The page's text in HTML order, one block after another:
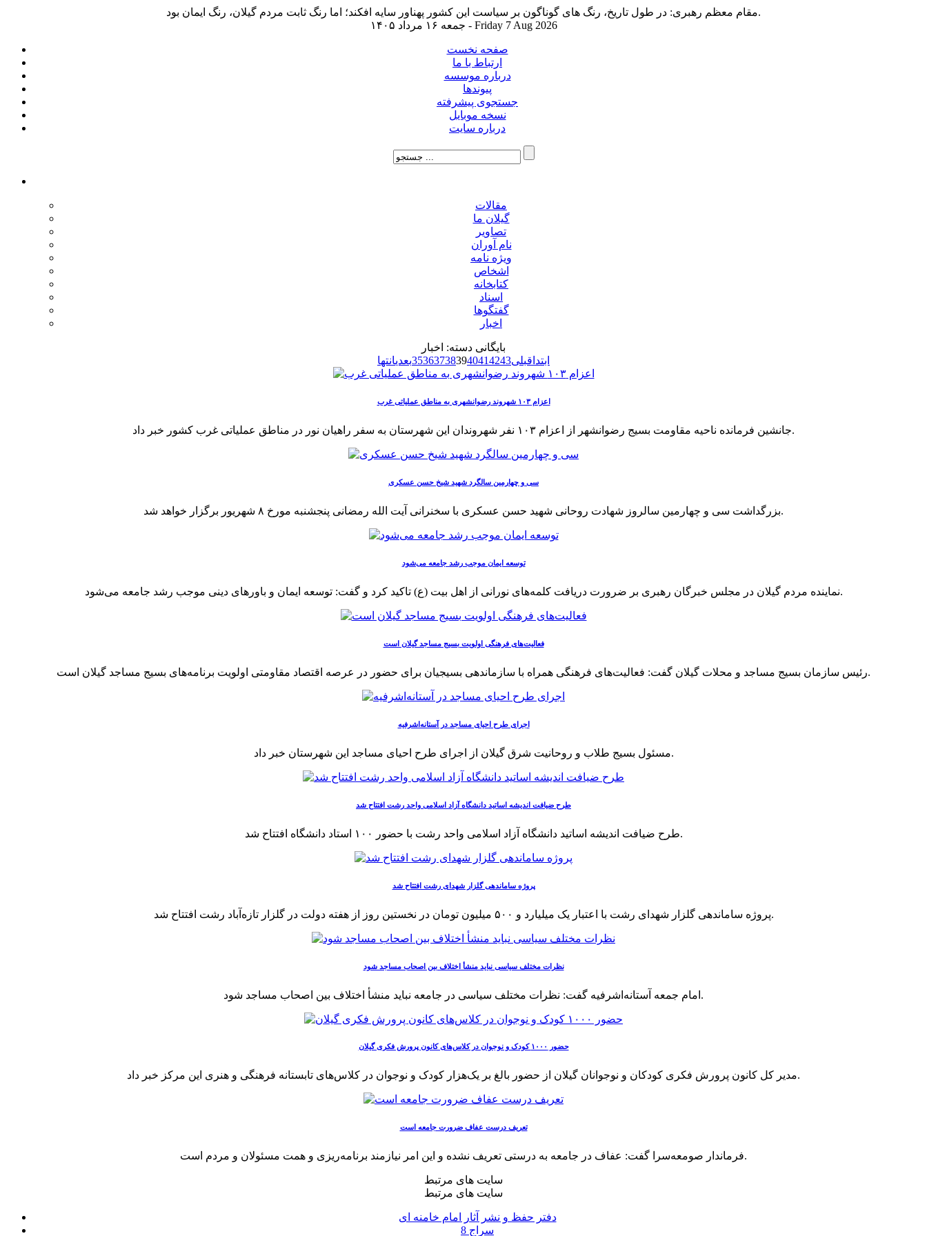
مقام معظم رهبری: در طول تاریخ، رنگ های گوناگون بر سیاست این کشور پهناور سایه افکند؛ اما رنگ ثابت مردم گیلان، رنگ ایمان بود.
جمعه ۱۶ مرداد ۱۴۰۵ - Friday 7 Aug 2026
صفحه نخست
ارتباط با ما
درباره موسسه
پیوندها
جستجوی پیشرفته
نسخه موبایل
درباره سایت
مقالات
گیلان ما
تصاویر
نام آوران
ویژه نامه
اشخاص
کتابخانه
اسناد
گفتگوها
اخبار
بایگانی دسته: اخبار
ابتدا قبلی 353637383940414243 بعدیانتها
اعزام ۱۰۳ شهروند رضوانشهری به مناطق عملیاتی غرب
جانشین فرمانده ناحیه مقاومت بسیج رضوانشهر از اعزام ۱۰۳ نفر شهروندان این شهرستان به سفر راهیان‌ نور در مناطق عملیاتی غرب کشور خبر داد.
سی و چهارمین سالگرد شهید شیخ حسن عسکری
بزرگداشت سی و چهارمین سالروز شهادت روحانی شهید حسن عسکری با سخنرانی آیت الله رمضانی پنجشنبه مورخ ۸ شهریور برگزار خواهد شد.
توسعه ایمان موجب رشد جامعه می‌شود
نماینده مردم گیلان در مجلس خبرگان رهبری بر ضرورت دریافت کلمه‌های نورانی از اهل بیت (ع) تاکید کرد و گفت: توسعه ایمان و باورهای دینی موجب رشد جامعه می‌شود.
فعالیت‌های فرهنگی اولویت بسیج مساجد گیلان است
رئیس سازمان بسیج مساجد و محلات گیلان گفت: فعالیت‌های فرهنگی همراه با سازماندهی بسیجیان برای حضور در عرصه اقتصاد مقاومتی اولویت برنامه‌های بسیج مساجد گیلان است.
اجرای طرح احیای مساجد در آستانه‌اشرفیه
مسئول بسیج طلاب و روحانیت شرق گیلان از اجرای طرح احیای مساجد این شهرستان خبر داد.
طرح ضیافت اندیشه اساتید دانشگاه آزاد اسلامی واحد رشت افتتاح شد
طرح ضیافت اندیشه اساتید دانشگاه آزاد اسلامی واحد رشت با حضور ۱۰۰ استاد دانشگاه افتتاح شد.
پروژه ساماندهی گلزار شهدای رشت افتتاح شد
پروژه ساماندهی گلزار شهدای رشت با اعتبار یک میلیارد و ۵۰۰ میلیون تومان در نخستین روز از هفته دولت در گلزار تازه‌آباد رشت افتتاح شد.
نظرات مختلف سیاسی نباید منشأ اختلاف بین اصحاب مساجد شود
امام جمعه آستانه‌اشرفیه گفت: نظرات مختلف سیاسی در جامعه نباید منشأ اختلاف بین اصحاب مساجد شود.
حضور ۱۰۰۰ کودک و نوجوان در کلاس‌های کانون پرورش فکری گیلان
مدیر کل کانون پرورش فکری کودکان و نوجوانان گیلان از حضور بالغ بر یک‌هزار کودک و نوجوان در کلاس‌های تابستانه فرهنگی و هنری این مرکز خبر داد.
تعریف درست عفاف ضرورت جامعه است
فرماندار صومعه‌سرا گفت: عفاف در جامعه به درستی تعریف نشده و این امر نیازمند برنامه‌ریزی و همت مسئولان و مردم است.
سایت های مرتبط
سایت های مرتبط
دفتر حفظ و نشر آثار امام خامنه ای
سراج 8